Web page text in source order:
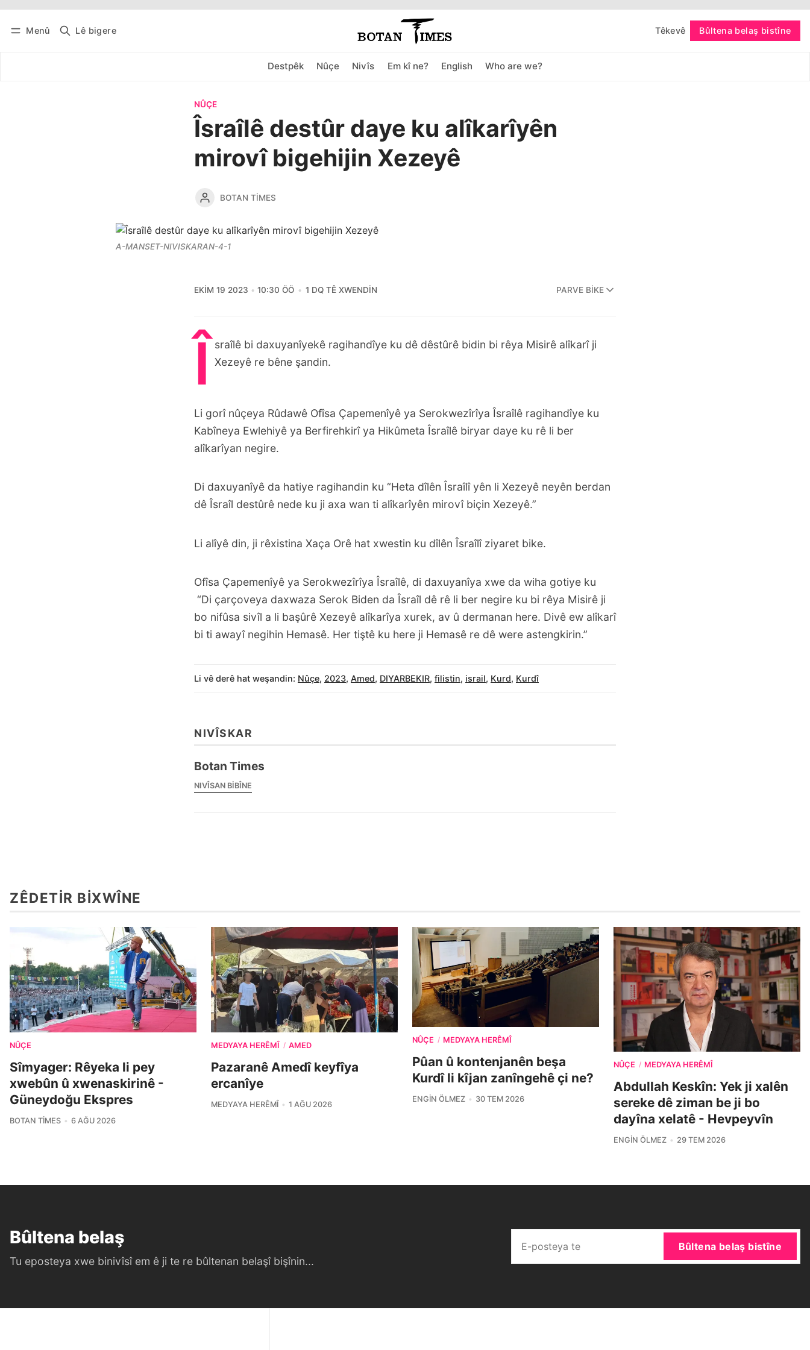
Menû Lê bigere Têkevê Bûltena belaş bistîne
Destpêk Nûçe Nivîs Em kî ne? English Who are we?
Têkevê Bûltena belaş bistîne bişopîne
NÛÇE
Îsraîlê destûr daye ku alîkarîyên
mirovî bigehijin Xezeyê
BOTAN TIMES
A-MANSET-NIVISKARAN-4-1
EKIM 19 2023 10:30 ÖÖ 1 DQ TÊ XWENDIN PARVE BIKE
Î sraîlê bi daxuyanîyekê ragihandîye ku dê dêstûrê bidin bi rêya Misirê alîkarî ji
Xezeyê re bêne şandin.
Li gorî nûçeya Rûdawê Ofîsa Çapemenîyê ya Serokwezîrîya Îsraîlê ragihandîye ku
Kabîneya Ewlehiyê ya Berfirehkirî ya Hikûmeta Îsraîlê biryar daye ku rê li ber
alîkarîyan negire.
Di daxuyanîyê da hatiye ragihandin ku “Heta dîlên Îsraîlî yên li Xezeyê neyên berdan
dê Îsraîl destûrê nede ku ji axa wan ti alîkarîyên mirovî biçin Xezeyê.”
Li alîyê din, ji rêxistina Xaça Orê hat xwestin ku dîlên Îsraîlî ziyaret bike.
Ofîsa Çapemenîyê ya Serokwezîrîya Îsraîlê, di daxuyanîya xwe da wiha gotiye ku
“Di çarçoveya daxwaza Serok Biden da Îsraîl dê rê li ber negire ku bi rêya Misirê ji
bo nifûsa sivîl a li başûrê Xezeyê alîkarîya xurek, av û dermanan here. Divê ew alîkarî
bi ti awayî negihin Hemasê. Her tiştê ku here ji Hemasê re dê were astengkirin.”
Li vê derê hat weşandin: Nûçe, 2023, Amed, DIYARBEKIR, filistin, israil, Kurd, Kurdî
NIVÎSKAR
Botan Times
NIVÎSAN BIBÎNE
ZÊDETIR BIXWÎNE
NÛÇE
Sîmyager: Rêyeka li pey
xwebûn û xwenaskirinê -
Güneydoğu Ekspres
BOTAN TIMES 6 AĞU 2026
MEDYAYA HERÊMÎ / AMED
Pazaranê Amedî keyfîya
ercanîye
MEDYAYA HERÊMÎ 1 AĞU 2026
NÛÇE / MEDYAYA HERÊMÎ
Pûan û kontenjanên beşa
Kurdî li kîjan zanîngehê çi ne?
ENGIN ÖLMEZ 30 TEM 2026
NÛÇE / MEDYAYA HERÊMÎ
Abdullah Keskîn: Yek ji xalên
sereke dê ziman be ji bo
dayîna xelatê - Hevpeyvîn
ENGIN ÖLMEZ 29 TEM 2026
Bûltena belaş
Tu eposteya xwe binivîsî em ê ji te re bûltenan belaşî bişînin...
Bûltena belaş bistîne